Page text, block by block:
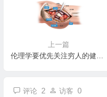
上一篇
评论 2 访客 0